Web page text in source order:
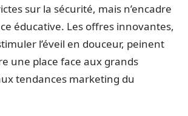
sur la sécurité, mais n’encadre
éducative. Les offres innovantes,
l’éveil en douceur, peinent
une place face aux grands
tendances marketing du